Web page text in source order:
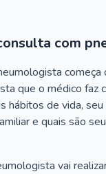
com
começa
que o médico faz
hábitos de vida,
e quais são
vai